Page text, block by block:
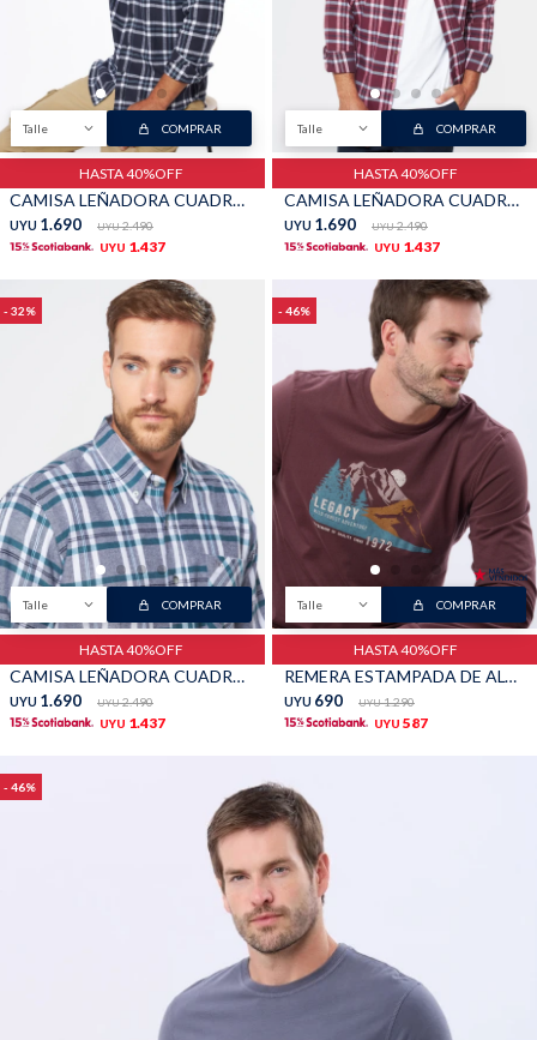
Talle COMPRAR
HASTA 40%OFF
CAMISA LEÑADORA CUADROS - Azul
UYU 1.690 UYU 2.490
UYU 1.437
Talle COMPRAR
HASTA 40%OFF
CAMISA LEÑADORA CUADROS - Bordo
UYU 1.690 UYU 2.490
UYU 1.437
32
Talle COMPRAR
HASTA 40%OFF
CAMISA LEÑADORA CUADROS - Verde
UYU 1.690 UYU 2.490
UYU 1.437
46
Talle COMPRAR
HASTA 40%OFF
REMERA ESTAMPADA DE ALGODÓN - BORDO
UYU 690 UYU 1.290
UYU 587
46